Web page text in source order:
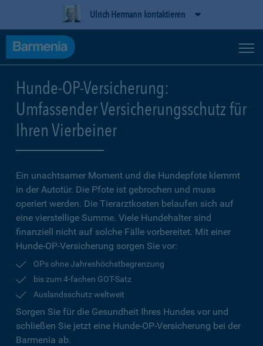
Ulrich Hermann kontaktieren
Hunde-OP-Versicherung:
Umfassender Versicherungsschutz für
Ihren Vierbeiner
Ein unachtsamer Moment und die Hundepfote klemmt
in der Autotür. Die Pfote ist gebrochen und muss
operiert werden. Die Tierarztkosten belaufen sich auf
eine vierstellige Summe. Viele Hundehalter sind
finanziell nicht auf solche Fälle vorbereitet. Mit einer
Hunde-OP-Versicherung sorgen Sie vor:
OPs ohne Jahreshöchstbegrenzung
bis zum 4-fachen GOT-Satz
Auslandsschutz weltweit
Sorgen Sie für die Gesundheit Ihres Hundes vor und
schließen Sie jetzt eine Hunde-OP-Versicherung bei der
Barmenia ab.